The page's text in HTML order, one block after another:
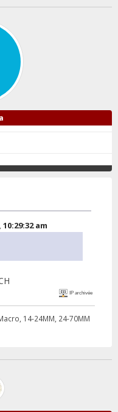
am
IP archivée
14-24MM, 24-70MM